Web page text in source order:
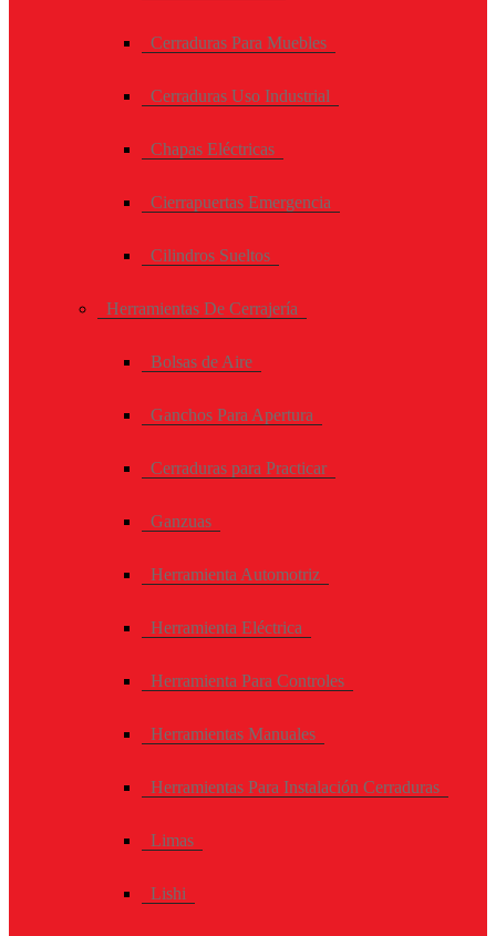
Cerraduras Para Muebles
Cerraduras Uso Industrial
Chapas Eléctricas
Cierrapuertas Emergencia
Cilindros Sueltos
Herramientas De Cerrajería
Bolsas de Aire
Ganchos Para Apertura
Cerraduras para Practicar
Ganzuas
Herramienta Automotriz
Herramienta Eléctrica
Herramienta Para Controles
Herramientas Manuales
Herramientas Para Instalación Cerraduras
Limas
Lishi